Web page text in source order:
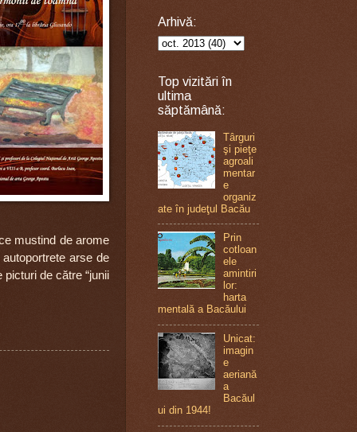
mustind de arome
arse de
de către “junii
Arhivă:
Top vizitări în
ultima
săptămână:
Târguri
şi pieţe
agroali
mentar
e
organiz
ate în judeţul Bacău
Prin
cotloan
ele
amintiri
lor:
harta
mentală a Bacăului
Unicat:
imagin
e
aeriană
a
Bacăul
ui din 1944!